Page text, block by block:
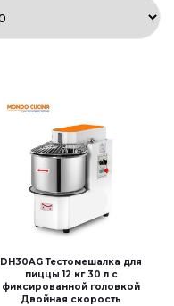
DH30AG Тестомешалка для
пиццы 12 кг 30 л с
фиксированной головкой
Двойная скорость